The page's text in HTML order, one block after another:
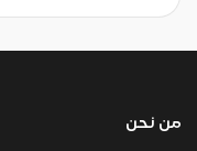
من نحن